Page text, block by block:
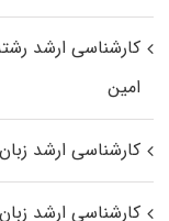
کارشناسی ارشد
اﻣﻴﻦ
کارشناسی ارشد
کارشناسی ارشد